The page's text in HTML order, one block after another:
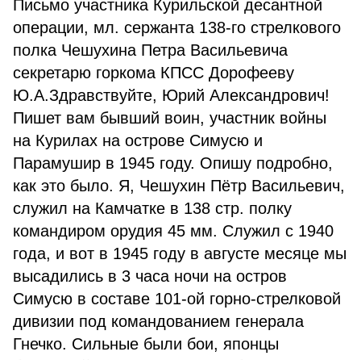
Письмо участника Курильской десантной
операции, мл. сержанта 138-го стрелкового
полка Чешухина Петра Васильевича
секретарю горкома КПСС Дорофееву
Ю.А.Здравствуйте, Юрий Александрович!
Пишет вам бывший воин, участник войны
на Курилах на острове Симусю и
Парамушир в 1945 году. Опишу подробно,
как это было. Я, Чешухин Пётр Васильевич,
служил на Камчатке в 138 стр. полку
командиром орудия 45 мм. Служил с 1940
года, и вот в 1945 году в августе месяце мы
высадились в 3 часа ночи на остров
Симусю в составе 101-ой горно-стрелковой
дивизии под командованием генерала
Гнечко. Сильные были бои, японцы